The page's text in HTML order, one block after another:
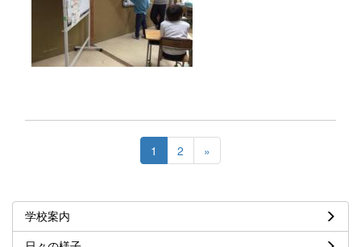
1 2 »
学校案内